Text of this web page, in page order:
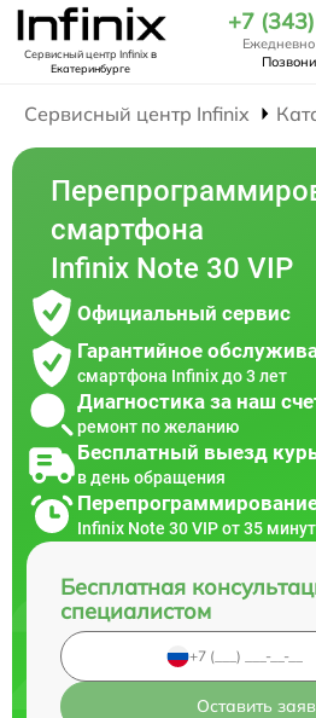
Сервисный центр Infinixв
Екатеринбурге
+7
Сервисный центр Infinix
смартфона
Infinix Note 30 VIP
Официальный сервис
Гарантийное
смартфона Infinix до 3 лет
Диагностика за наш
ремонт по желанию
Бесплатный выезд
в день обращения
Infinix Note 30 VIP от 35 минут
Бесплатная
специалистом
Оставить